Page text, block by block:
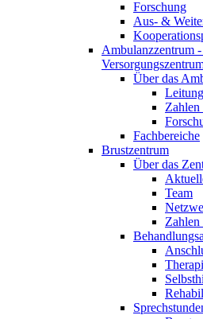
Forschung
Aus- &
Ambulanzzentrum
Über das
Leitung
Fachbereiche
Brustzentrum
Über das
Team